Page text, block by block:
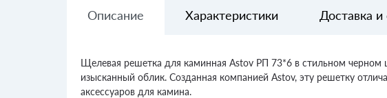
Описание Характеристики Доставка и
Щелевая решетка для каминная Astov РП 73*6 в стильном
изысканный облик. Созданная компанией Astov, эту решетку
аксессуаров для камина.